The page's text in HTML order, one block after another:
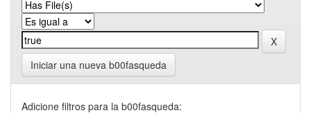
Iniciar una nueva b00fasqueda
Adicione filtros para la b00fasqueda: